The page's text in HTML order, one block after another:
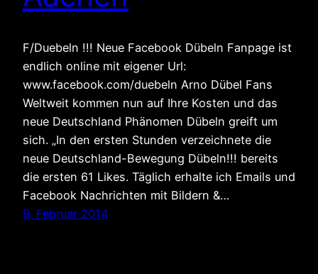
F/Duebeln !!! Neue Facebook Dübeln Fanpage ist
endlich online mit eigener Url:
www.facebook.com/duebeln Arno Dübel Fans
Weltweit kommen nun auf Ihre Kosten und das
neue Deutschland Phänomen Dübeln greift um
sich. „In den ersten Stunden verzeichnete die
neue Deutschland-Bewegung Dübeln!!! bereits
die ersten 61 Likes. Täglich erhalte ich Emails und
Facebook Nachrichten mit Bildern &…
9. Februar 2014